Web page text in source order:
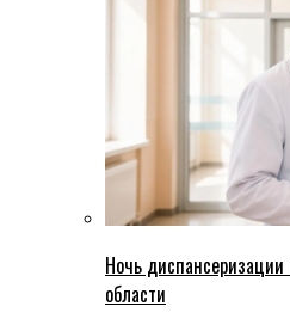
Ночь
области